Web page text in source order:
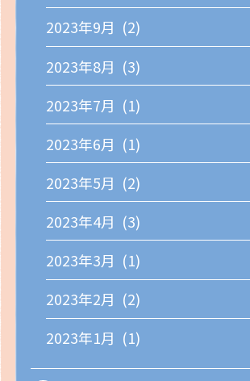
2023年9月 (2)
2023年8月 (3)
2023年7月 (1)
2023年6月 (1)
2023年5月 (2)
2023年4月 (3)
2023年3月 (1)
2023年2月 (2)
2023年1月 (1)